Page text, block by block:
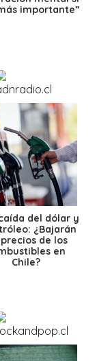
importante”
del dólar y
¿Bajarán
de los
en
Chile?